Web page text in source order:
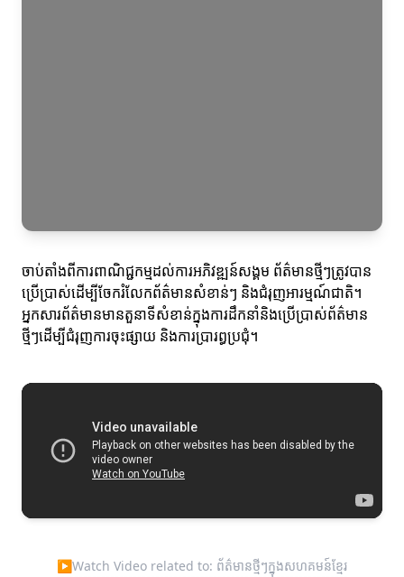
ចាប់តាំងពីការពាណិជ្ជកម្មដល់ការអភិវឌ្ឍន៍សង្គម ព័ត៌មានថ្មីៗត្រូវបាន
ប្រើប្រាស់ដើម្បីចែករំលែកព័ត៌មានសំខាន់ៗ និងជំរុញអារម្មណ៍ជាតិ។
អ្នកសារព័ត៌មានមានតួនាទីសំខាន់ក្នុងការដឹកនាំនិងប្រើប្រាស់ព័ត៌មាន
ថ្មីៗដើម្បីជំរុញការចុះផ្សាយ និងការប្រារព្ធប្រជុំ។
▶Watch Video related to: ព័ត៌មានថ្មីៗក្នុងសហគមន៍ខ្មែរ